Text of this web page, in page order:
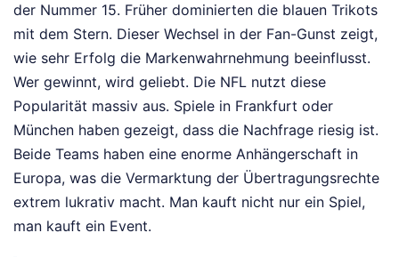
der Nummer 15. Früher dominierten die blauen Trikots
mit dem Stern. Dieser Wechsel in der Fan-Gunst zeigt,
wie sehr Erfolg die Markenwahrnehmung beeinflusst.
Wer gewinnt, wird geliebt. Die NFL nutzt diese
Popularität massiv aus. Spiele in Frankfurt oder
München haben gezeigt, dass die Nachfrage riesig ist.
Beide Teams haben eine enorme Anhängerschaft in
Europa, was die Vermarktung der Übertragungsrechte
extrem lukrativ macht. Man kauft nicht nur ein Spiel,
man kauft ein Event.